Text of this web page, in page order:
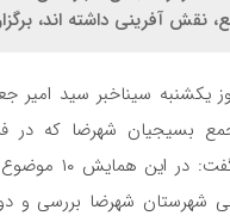
نقش آفرینی داشته اند،
یکشنبه سیناخبر سید امیر
بسیجیان شهرضا که در
برگزار شد،
شهرستان شهرضا بررسی و